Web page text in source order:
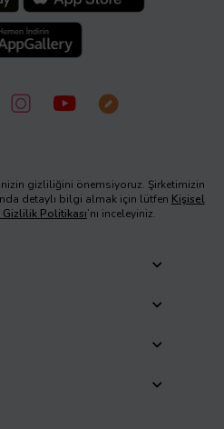
gizliliğini önemsiyoruz. Şirketimizin
detaylı bilgi almak için lütfen Kişisel
Politikası’nı inceleyiniz.